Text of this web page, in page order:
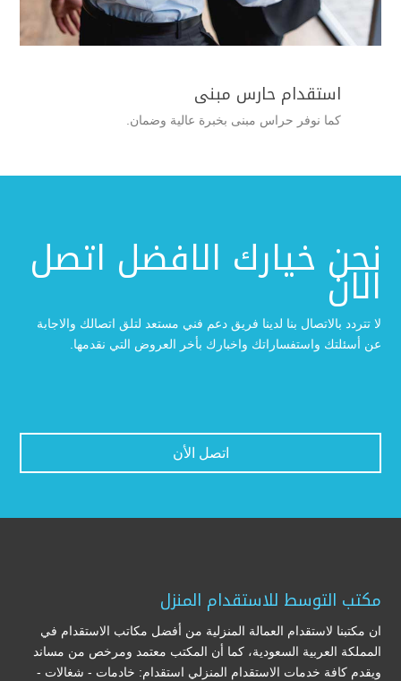
استقدام حارس مبنى
كما نوفر حراس مبنى بخبرة عالية وضمان.
نحن خيارك الافضل اتصل
الان
لا تتردد بالاتصال بنا لدينا فريق دعم فني مستعد لتلق اتصالك والاجابة
عن أسئلتك واستفساراتك واخبارك بأخر العروض التي نقدمها.
اتصل الأن
مكتب التوسط للاستقدام المنزل
ان مكتبنا لاستقدام العمالة المنزلية من أفضل مكاتب الاستقدام في
المملكة العربية السعودية، كما أن المكتب معتمد ومرخص من مساند
ويقدم كافة خدمات الاستقدام المنزلي استقدام: خادمات - شغالات -